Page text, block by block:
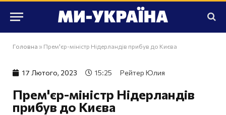
Головна » Прем'єр-міністр Нідерландів прибув до Києва
17 Лютого, 2023 15:25 Рейтер Юлия
Прем'єр-міністр Нідерландів
прибув до Києва